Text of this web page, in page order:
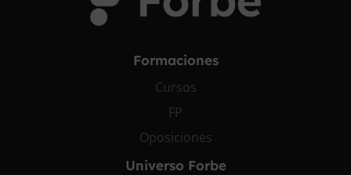
Formaciones
Cursos
FP
Oposiciones
Universo Forbe